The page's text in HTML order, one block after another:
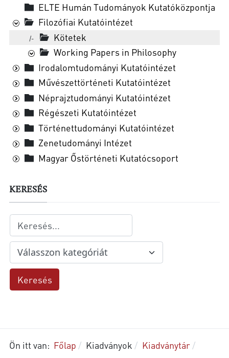
ELTE Humán Tudományok Kutatóközpontja
Filozófiai Kutatóintézet
|-
Kötetek
Working Papers in Philosophy
Irodalomtudományi Kutatóintézet
Művészettörténeti Kutatóintézet
Néprajztudományi Kutatóintézet
Régészeti Kutatóintézet
Történettudományi Kutatóintézet
Zenetudományi Intézet
Magyar Őstörténeti Kutatócsoport
KERESÉS
Ön itt van: Főlap Kiadványok
Kiadványtár